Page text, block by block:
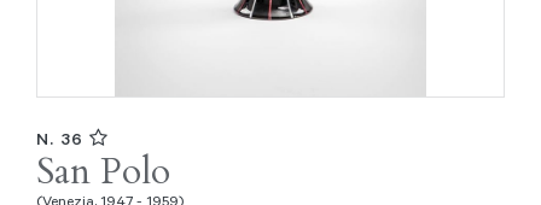
N. 36
San Polo
(Venezia, 1947 - 1959)